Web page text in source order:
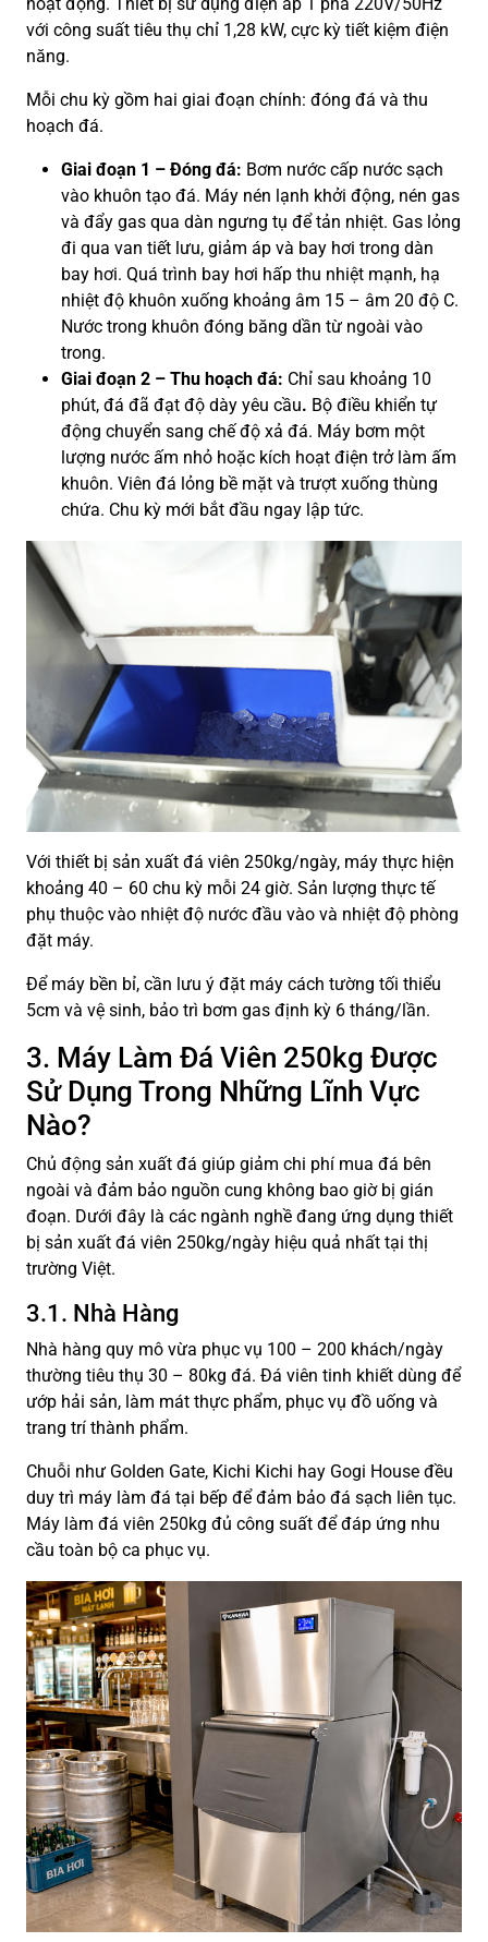
hoạt động. Thiết bị sử dụng điện áp 1 pha 220V/50Hz
với công suất tiêu thụ chỉ 1,28 kW, cực kỳ tiết kiệm điện
năng.
Mỗi chu kỳ gồm hai giai đoạn chính: đóng đá và thu
hoạch đá.
Giai đoạn 1 – Đóng đá: Bơm nước cấp nước sạch
vào khuôn tạo đá. Máy nén lạnh khởi động, nén gas
và đẩy gas qua dàn ngưng tụ để tản nhiệt. Gas lỏng
đi qua van tiết lưu, giảm áp và bay hơi trong dàn
bay hơi. Quá trình bay hơi hấp thu nhiệt mạnh, hạ
nhiệt độ khuôn xuống khoảng âm 15 – âm 20 độ C.
Nước trong khuôn đóng băng dần từ ngoài vào
trong.
Giai đoạn 2 – Thu hoạch đá: Chỉ sau khoảng 10
phút, đá đã đạt độ dày yêu cầu. Bộ điều khiển tự
động chuyển sang chế độ xả đá. Máy bơm một
lượng nước ấm nhỏ hoặc kích hoạt điện trở làm ấm
khuôn. Viên đá lỏng bề mặt và trượt xuống thùng
chứa. Chu kỳ mới bắt đầu ngay lập tức.
Với thiết bị sản xuất đá viên 250kg/ngày, máy thực hiện
khoảng 40 – 60 chu kỳ mỗi 24 giờ. Sản lượng thực tế
phụ thuộc vào nhiệt độ nước đầu vào và nhiệt độ phòng
đặt máy.
Để máy bền bỉ, cần lưu ý đặt máy cách tường tối thiểu
5cm và vệ sinh, bảo trì bơm gas định kỳ 6 tháng/lần.
3. Máy Làm Đá Viên 250kg Được
Sử Dụng Trong Những Lĩnh Vực
Nào?
Chủ động sản xuất đá giúp giảm chi phí mua đá bên
ngoài và đảm bảo nguồn cung không bao giờ bị gián
đoạn. Dưới đây là các ngành nghề đang ứng dụng thiết
bị sản xuất đá viên 250kg/ngày hiệu quả nhất tại thị
trường Việt.
3.1. Nhà Hàng
Nhà hàng quy mô vừa phục vụ 100 – 200 khách/ngày
thường tiêu thụ 30 – 80kg đá. Đá viên tinh khiết dùng để
ướp hải sản, làm mát thực phẩm, phục vụ đồ uống và
trang trí thành phẩm.
Chuỗi như Golden Gate, Kichi Kichi hay Gogi House đều
duy trì máy làm đá tại bếp để đảm bảo đá sạch liên tục.
Máy làm đá viên 250kg đủ công suất để đáp ứng nhu
cầu toàn bộ ca phục vụ.